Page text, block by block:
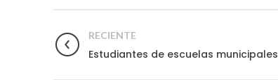
RECIENTE
Estudiantes de escuelas